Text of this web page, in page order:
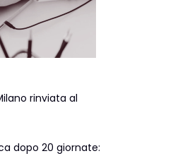
rinviata al
20 giornate: